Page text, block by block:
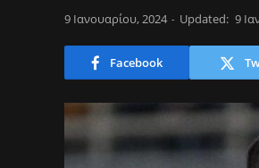
9 Ιανουαρίου, 2024 Updated: 9
Facebook